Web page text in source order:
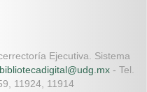
Ejecutiva. Sistema
bibliotecadigital@udg.mx - Tel.
11924, 11914